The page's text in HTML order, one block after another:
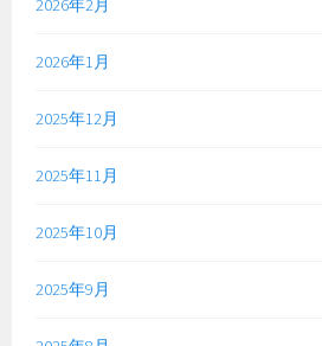
2026年2月
2026年1月
2025年12月
2025年11月
2025年10月
2025年9月